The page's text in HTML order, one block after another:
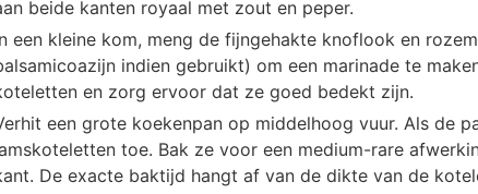
beide kanten royaal met zout en peper.
een kleine kom, meng de fijngehakte knoflook en
indien gebruikt) om een marinade te
en zorg ervoor dat ze goed bedekt zijn.
een grote koekenpan op middelhoog vuur. Als de
toe. Bak ze voor een medium-rare
De exacte baktijd hangt af van de dikte van de